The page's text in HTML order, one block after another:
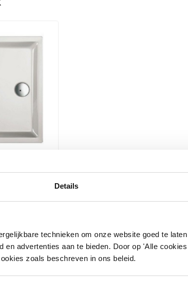
Details
technieken om onze website goed te
en advertenties aan te bieden. Door op 'Alle
zoals beschreven in ons beleid.
Cm